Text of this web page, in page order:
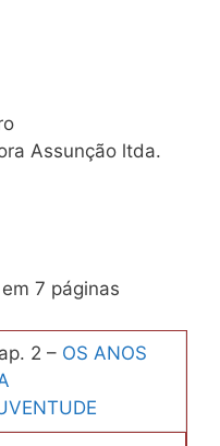
Assunção ltda.
7 páginas
2 – OS ANOS